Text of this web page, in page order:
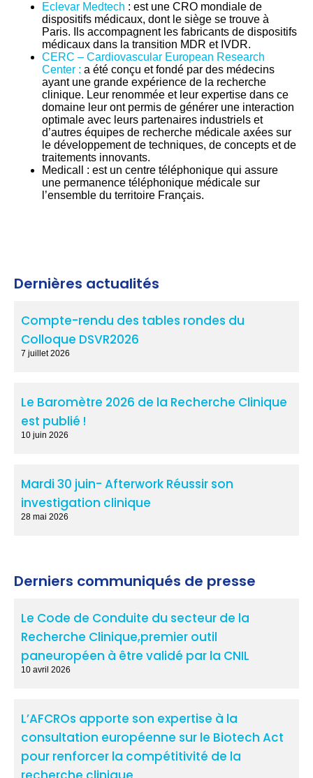
Eclevar Medtech : est une CRO mondiale de
dispositifs médicaux, dont le siège se trouve à
Paris. Ils accompagnent les fabricants de dispositifs
médicaux dans la transition MDR et IVDR.
CERC – Cardiovascular European Research
Center : a été conçu et fondé par des médecins
ayant une grande expérience de la recherche
clinique. Leur renommée et leur expertise dans ce
domaine leur ont permis de générer une interaction
optimale avec leurs partenaires industriels et
d’autres équipes de recherche médicale axées sur
le développement de techniques, de concepts et de
traitements innovants.
Medicall : est un centre téléphonique qui assure
une permanence téléphonique médicale sur
l’ensemble du territoire Français.
Dernières actualités
Compte-rendu des tables rondes du
Colloque DSVR2026
7 juillet 2026
Le Baromètre 2026 de la Recherche Clinique
est publié !
10 juin 2026
Mardi 30 juin- Afterwork Réussir son
investigation clinique
28 mai 2026
Derniers communiqués de presse
Le Code de Conduite du secteur de la
Recherche Clinique,premier outil
paneuropéen à être validé par la CNIL
10 avril 2026
L’AFCROs apporte son expertise à la
consultation européenne sur le Biotech Act
pour renforcer la compétitivité de la